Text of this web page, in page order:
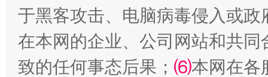
全民健身五年计划来了！等你上场
于黑客攻击、电脑病毒侵入或
在本网的企业、公司网站和共
致的任何事态后果； ⑹本网在各